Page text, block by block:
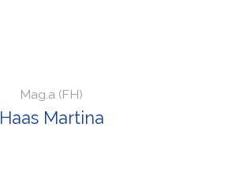
Mag.a (FH)
Haas Martina